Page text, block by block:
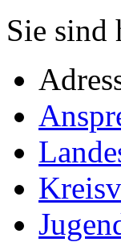
Sie sind